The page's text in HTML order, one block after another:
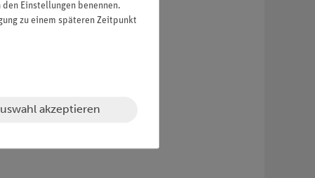
Einstellungen benennen.
zu einem späteren Zeitpunkt
akzeptieren